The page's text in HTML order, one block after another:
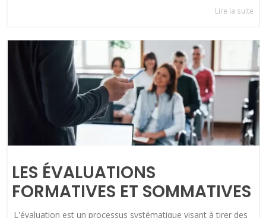
Lire la suite
LES ÉVALUATIONS
FORMATIVES ET SOMMATIVES
L'évaluation est un processus systématique visant à tirer des